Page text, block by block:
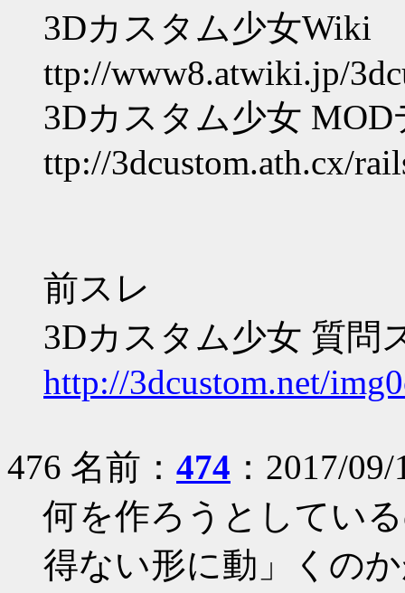
3Dカスタム少女Wiki
ttp://www8.atwiki.jp/
3Dカスタム少女
ttp://3dcustom.ath.cx/
前スレ
3Dカスタム少女 質問
http://3dcustom.net/
476 名前： 474 ：2017/
何を作ろうとしてい
得ない形に動」くの